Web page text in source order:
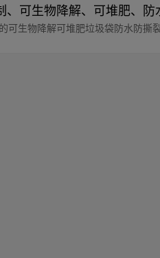
、可生物降解、可堆肥、
可生物降解可堆肥垃圾袋防水防撕